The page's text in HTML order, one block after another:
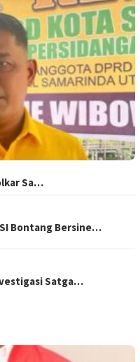
Sa…
Bontang Bersine…
Satga…